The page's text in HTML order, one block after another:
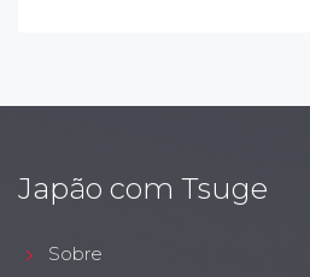
Japão com Tsuge
Sobre